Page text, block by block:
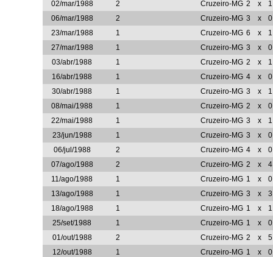
02/mar/1988
2 Cruzeiro-MG 2 x
1
06/mar/1988
2 Cruzeiro-MG 3 x
0
23/mar/1988
1 Cruzeiro-MG 6 x
1
27/mar/1988
1 Cruzeiro-MG 3 x
0
03/abr/1988
1 Cruzeiro-MG 2 x
1
16/abr/1988
1 Cruzeiro-MG 4 x
0
30/abr/1988
1 Cruzeiro-MG 3 x
1
08/mai/1988
1 Cruzeiro-MG 2 x
0
22/mai/1988
1 Cruzeiro-MG 3 x
1
23/jun/1988
1 Cruzeiro-MG 3 x
0
06/jul/1988
2 Cruzeiro-MG 4 x
0
07/ago/1988
2 Cruzeiro-MG 2 x
4
11/ago/1988
1 Cruzeiro-MG 1 x
0
13/ago/1988
1 Cruzeiro-MG 3 x
3
18/ago/1988
1 Cruzeiro-MG 1 x
1
25/set/1988
1 Cruzeiro-MG 1 x
0
01/out/1988
2 Cruzeiro-MG 2 x
5
12/out/1988
1 Cruzeiro-MG 1 x
0